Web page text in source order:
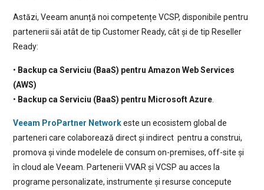
Astăzi, Veeam anunță noi competențe VCSP, disponibile pentru
partenerii săi atât de tip Customer Ready, cât și de tip Reseller
Ready:
• Backup ca Serviciu (BaaS) pentru Amazon Web Services
(AWS)
• Backup ca Serviciu (BaaS) pentru Microsoft Azure.
Veeam ProPartner Networkeste un ecosistem global de
parteneri care colaborează direct și indirect pentru a construi,
promova și vinde modelele de consum on-premises, off-site și
în cloud ale Veeam. Partenerii VVAR și VCSP au acces la
programe personalizate, instrumente și resurse concepute